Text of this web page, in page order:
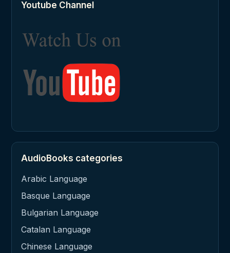
Youtube Channel
AudioBooks categories
Arabic Language
Basque Language
Bulgarian Language
Catalan Language
Chinese Language